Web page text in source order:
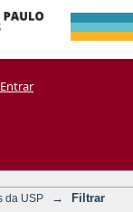
Entrar
da USP →
Filtrar